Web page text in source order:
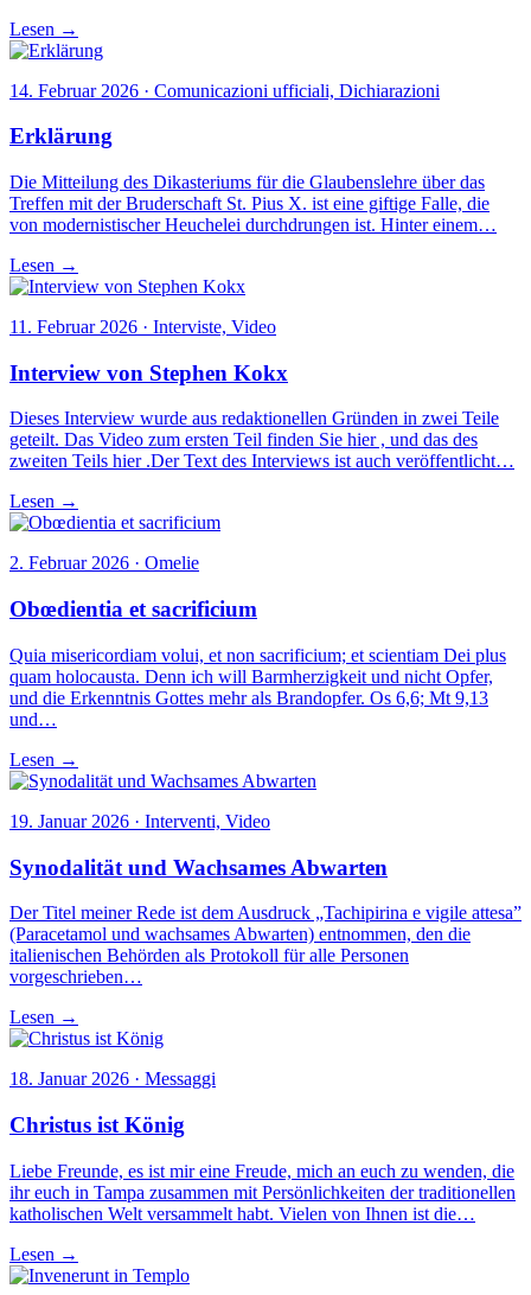
Lesen →
14. Februar 2026 · Comunicazioni ufficiali, Dichiarazioni
Erklärung
Die Mitteilung des Dikasteriums für die Glaubenslehre über das
Treffen mit der Bruderschaft St. Pius X. ist eine giftige Falle, die
von modernistischer Heuchelei durchdrungen ist. Hinter einem…
Lesen →
11. Februar 2026 · Interviste, Video
Interview von Stephen Kokx
Dieses Interview wurde aus redaktionellen Gründen in zwei Teile
geteilt. Das Video zum ersten Teil finden Sie hier , und das des
zweiten Teils hier .Der Text des Interviews ist auch veröffentlicht…
Lesen →
2. Februar 2026 · Omelie
Obœdientia et sacrificium
Quia misericordiam volui, et non sacrificium; et scientiam Dei plus
quam holocausta. Denn ich will Barmherzigkeit und nicht Opfer,
und die Erkenntnis Gottes mehr als Brandopfer. Os 6,6; Mt 9,13
und…
Lesen →
19. Januar 2026 · Interventi, Video
Synodalität und Wachsames Abwarten
Der Titel meiner Rede ist dem Ausdruck „Tachipirina e vigile attesa”
(Paracetamol und wachsames Abwarten) entnommen, den die
italienischen Behörden als Protokoll für alle Personen
vorgeschrieben…
Lesen →
18. Januar 2026 · Messaggi
Christus ist König
Liebe Freunde, es ist mir eine Freude, mich an euch zu wenden, die
ihr euch in Tampa zusammen mit Persönlichkeiten der traditionellen
katholischen Welt versammelt habt. Vielen von Ihnen ist die…
Lesen →